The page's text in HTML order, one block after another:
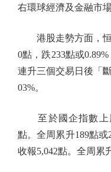
右環球經濟及金融市場
港股走勢方面，恒
0點，跌233點或
連升三個交易日後「
03%。
至於國企指數上周
點。全周累升189點或
收報5,042點。全周累